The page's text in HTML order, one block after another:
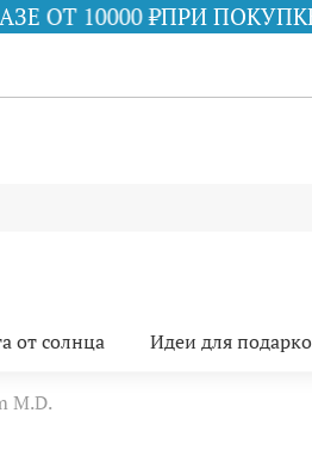
ПОКУПКЕ ПРОДУКЦИИ iS
от солнца Идеи для
M.D.